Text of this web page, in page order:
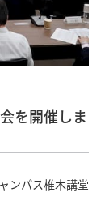
を開催しま
ンパス椎木講堂